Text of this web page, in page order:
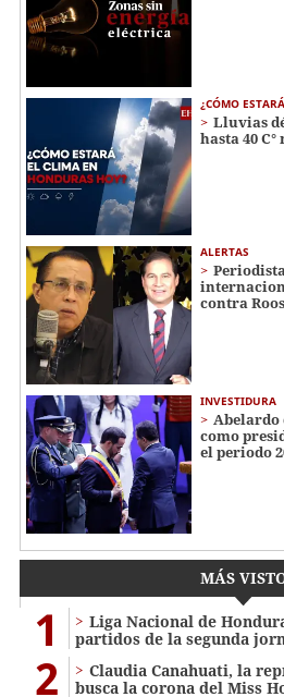
¿CÓMO
Lluvias
hasta 40
ALERTAS
contra
INVESTIDURA
Abelardo
como
el periodo
MÁS
1
Liga Nacional de
partidos de la segunda
2
Claudia Canahuati, la
busca la corona del Miss